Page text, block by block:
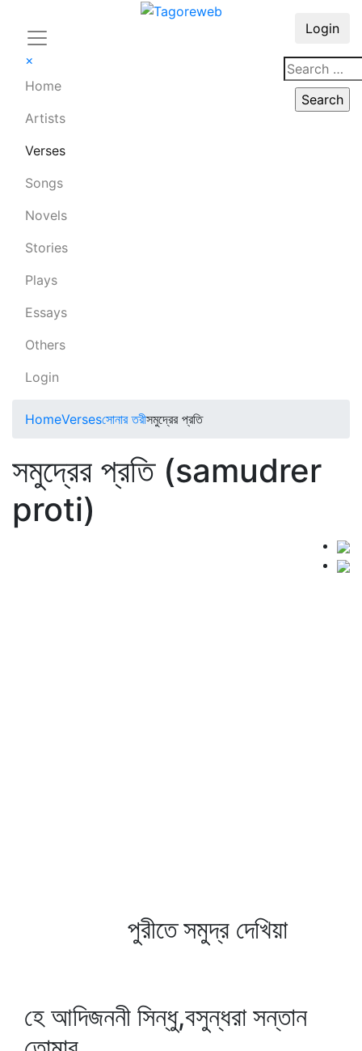
×
Home
Artists
Verses
Songs
Novels
Stories
Plays
Essays
Others
Login
Login
HomeVersesসোনার তরীসমুদ্রের প্রতি
সমুদ্রের প্রতি (samudrer
proti)
পুরীতে সমুদ্র দেখিয়া
হে আদিজননী সিন্ধু,বসুন্ধরা সন্তান